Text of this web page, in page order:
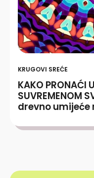
KRUGOVI SREĆE
KAKO PRONAĆI
SUVREMENOM
drevno